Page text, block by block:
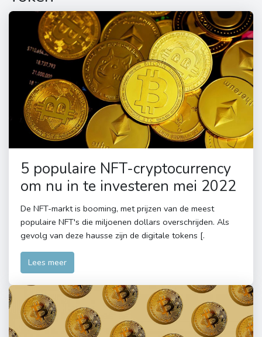
5 populaire NFT-cryptocurrency
om nu in te investeren mei 2022
De NFT-markt is booming, met prijzen van de meest
populaire NFT's die miljoenen dollars overschrijden. Als
gevolg van deze hausse zijn de digitale tokens [.
Lees meer